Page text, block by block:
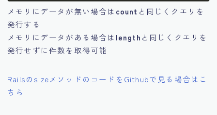
メモリにデータが無い場合は count と同じくクエリを
発行する
メモリにデータがある場合は length と同じくクエリを
発行せずに件数を取得可能
RailsのsizeメソッドのコードをGithubで見る場合はこ
ちら